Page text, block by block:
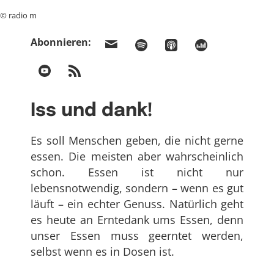
© radio m
Abonnieren:
Iss und dank!
Es soll Menschen geben, die nicht gerne
essen. Die meisten aber wahrscheinlich
schon. Essen ist nicht nur
lebensnotwendig, sondern – wenn es gut
läuft – ein echter Genuss. Natürlich geht
es heute an Erntedank ums Essen, denn
unser Essen muss geerntet werden,
selbst wenn es in Dosen ist.